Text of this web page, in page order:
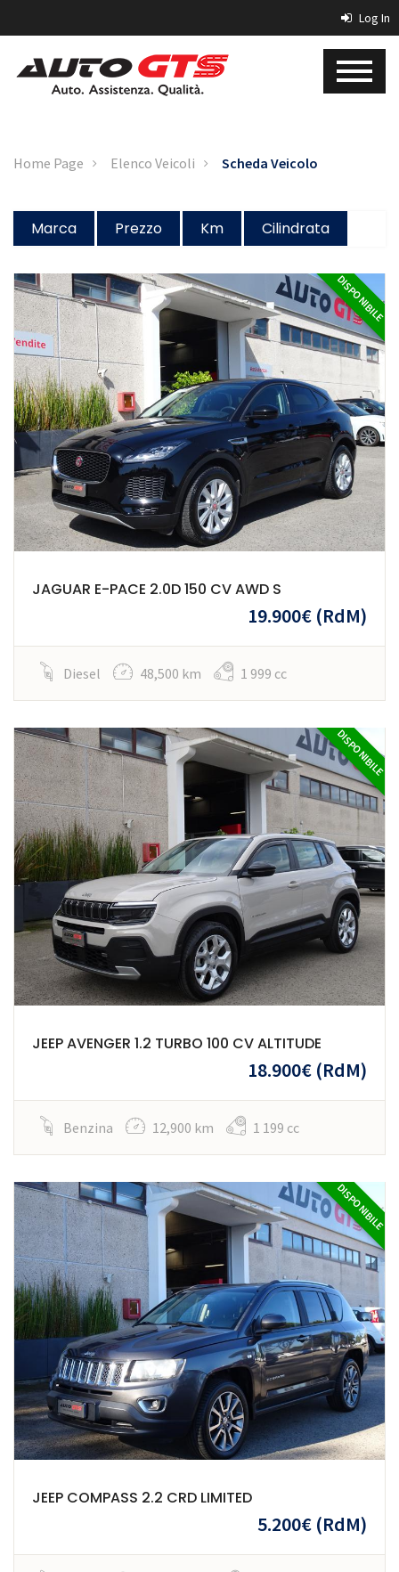
Log In
Home Page Elenco Veicoli Scheda Veicolo
Marca Prezzo Km Cilindrata
DISPONIBILE
JAGUAR E-PACE 2.0D 150 CV AWD S
19.900€ (RdM)
Diesel 48,500 km 1 999 cc
DISPONIBILE
JEEP AVENGER 1.2 TURBO 100 CV ALTITUDE
18.900€ (RdM)
Benzina 12,900 km 1 199 cc
DISPONIBILE
JEEP COMPASS 2.2 CRD LIMITED
5.200€ (RdM)